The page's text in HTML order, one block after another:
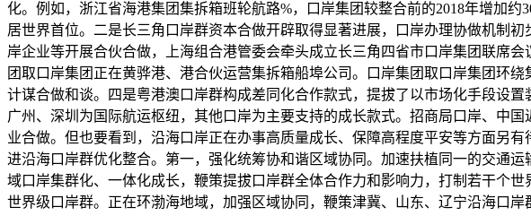
化。例如，浙江省海港集团集拆箱班轮航路%，口岸集团较整合前的2018年增加
居世界首位。二是长三角口岸群资本合做开辟取得显著进展，口岸办理协做机制
岸企业等开展合伙合做，上海组合港管委会牵头成立长三角四省市口岸集团联席
团取口岸集团正在黄骅港、港合伙运营集拆箱船埠公司。口岸集团取口岸集团环
计谋合做和谈。四是粤港澳口岸群构成差同化合作款式，提拔了以市场化手段设
广州、深圳为国际航运枢纽，其他口岸为主要支持的成长款式。招商局口岸、中
业合做。但也要看到，沿海口岸正在办事高质量成长、保障高程度平安等方面另
进沿海口岸群优化整合。第一，强化统筹协和谐区域协同。加速扶植同一的交通
域口岸集群化、一体化成长，鞭策提拔口岸群全体合作力和影响力，打制若干个
世界级口岸群。正在环渤海地域，加强区域协同，鞭策津冀、山东、辽宁沿海口